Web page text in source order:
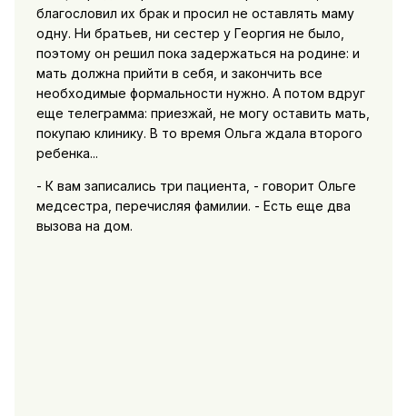
благословил их брак и просил не оставлять маму
одну. Ни братьев, ни сестер у Георгия не было,
поэтому он решил пока задержаться на родине: и
мать должна прийти в себя, и закончить все
необходимые формальности нужно. А потом вдруг
еще телеграмма: приезжай, не могу оставить мать,
покупаю клинику. В то время Ольга ждала второго
ребенка...
- К вам записались три пациента, - говорит Ольге
медсестра, перечисляя фамилии. - Есть еще два
вызова на дом.